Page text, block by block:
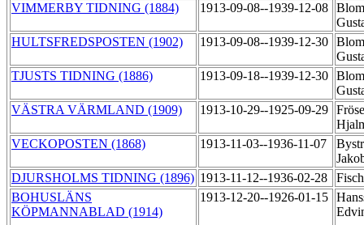
VIMMERBY TIDNING (1884)
1913-09-08--1939-12-08
HULTSFREDSPOSTEN (1902)
1913-09-08--1939-12-30
TJUSTS TIDNING (1886)
1913-09-18--1939-12-30
VÄSTRA VÄRMLAND (1909)
1913-10-29--1925-09-29
VECKOPOSTEN (1868)
1913-11-03--1936-11-07
DJURSHOLMS TIDNING (1896) 1913-11-12--1936-02-28
BOHUSLÄNS
KÖPMANNABLAD (1914)
1913-12-20--1926-01-15